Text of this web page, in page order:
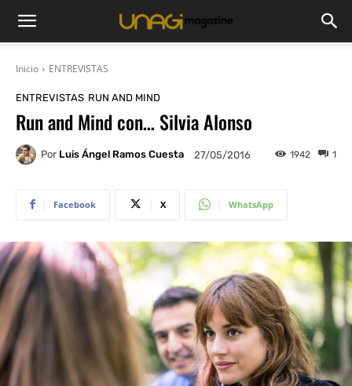
Inicio ENTREVISTAS
ENTREVISTAS RUN AND MIND
Run and Mind con… Silvia Alonso
Por Luis Ángel Ramos Cuesta 27/05/2016 1
1942
Facebook X WhatsApp